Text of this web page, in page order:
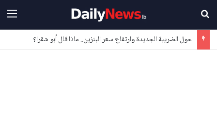
حول الضريبة الجديدة وارتفاع سعر البنزين.. ماذا قال أبو شقرا؟